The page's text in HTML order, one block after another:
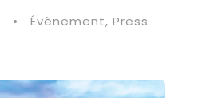
• Évènement, Press